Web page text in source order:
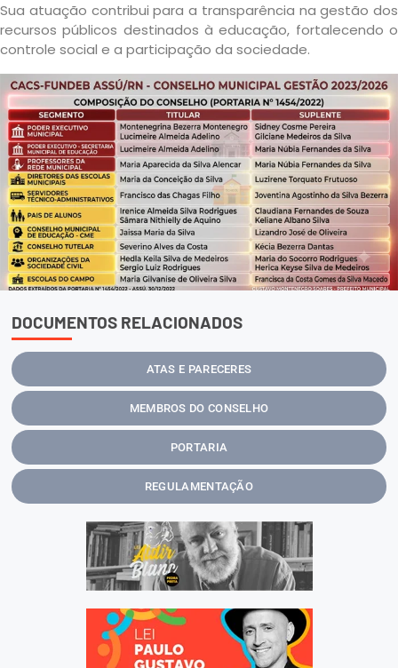
Sua atuação contribui para a transparência na gestão dos
recursos públicos destinados à educação, fortalecendo o
controle social e a participação da sociedade.
DOCUMENTOS RELACIONADOS
ATAS E PARECERES
MEMBROS DO CONSELHO
PORTARIA
REGULAMENTAÇÃO